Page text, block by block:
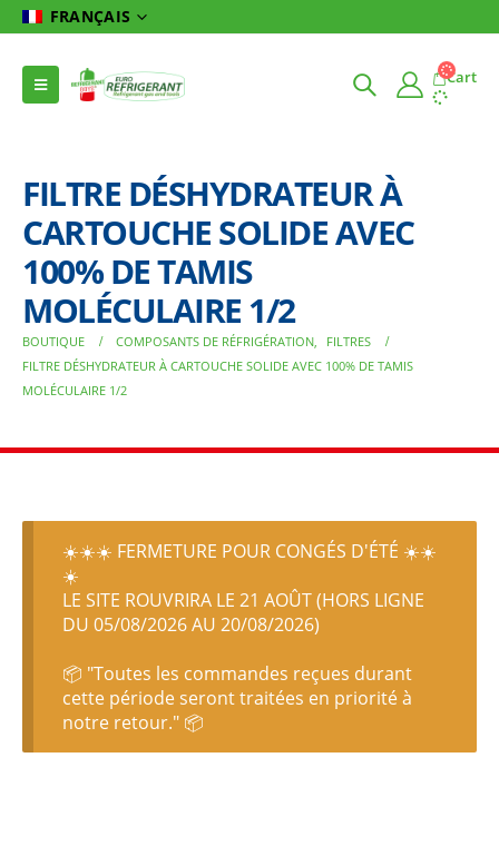
FRANÇAIS
Cart
FILTRE DÉSHYDRATEUR À
CARTOUCHE SOLIDE AVEC
100% DE TAMIS
MOLÉCULAIRE 1/2
BOUTIQUE COMPOSANTS DE RÉFRIGÉRATION,
FILTRES
FILTRE DÉSHYDRATEUR À CARTOUCHE SOLIDE AVEC 100% DE TAMIS
MOLÉCULAIRE 1/2
☀️☀️☀️ FERMETURE POUR CONGÉS D'ÉTÉ ☀️☀️
☀️
LE SITE ROUVRIRA LE 21 AOÛT (HORS LIGNE
DU 05/08/2026 AU 20/08/2026)
📦 "Toutes les commandes reçues durant
cette période seront traitées en priorité à
notre retour." 📦